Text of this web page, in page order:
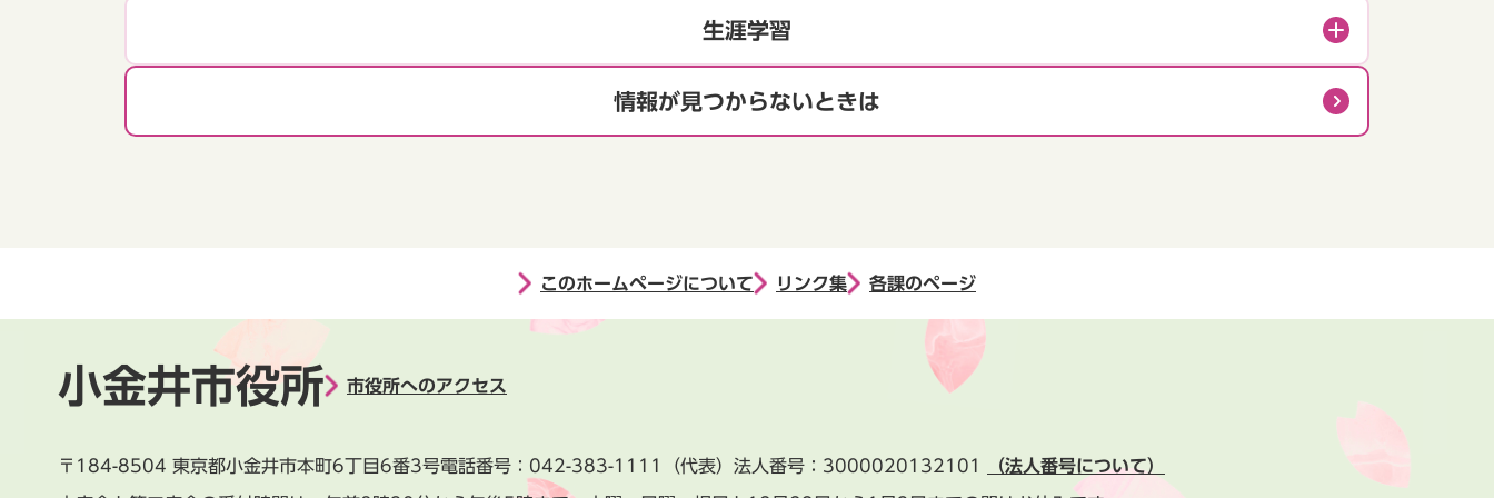
生涯学習
情報が見つからないときは
このホームページについて リンク集 各課のページ
小金井市役所 市役所へのアクセス
〒184-8504 東京都小金井市本町6丁目6番3号電話番号： 042-383-1111 （代表） 法人番号：3000020132101 （法人番号について）